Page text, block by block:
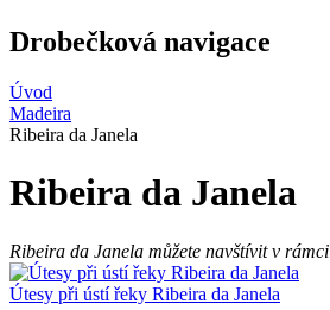
Drobečková navigace
Úvod
Madeira
Ribeira da Janela
Ribeira da Janela
Ribeira da Janela můžete navštívit v rámci
Útesy při ústí řeky Ribeira da Janela